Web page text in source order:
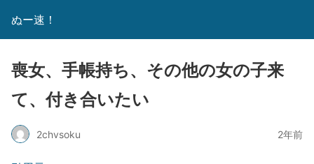
ぬー速！
喪女、手帳持ち、その他の女の子来
て、付き合いたい
2chvsoku 2年前